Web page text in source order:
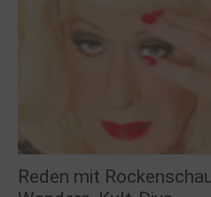
Reden mit